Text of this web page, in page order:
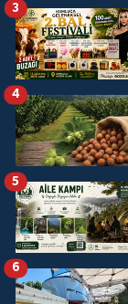
3
4
5
6